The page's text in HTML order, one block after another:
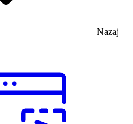
Nazaj